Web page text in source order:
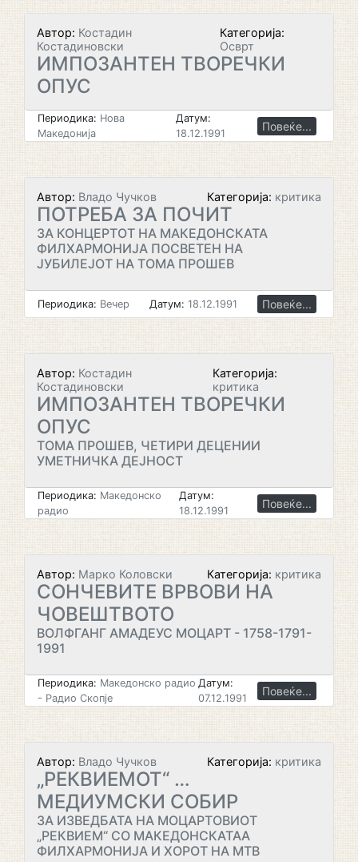
Автор: Костадин
Костадиновски
Категорија:
Осврт
ИМПОЗАНТЕН ТВОРЕЧКИ
ОПУС
Периодика: Нова
Македонија
Датум:
18.12.1991
Повеќе...
Автор: Владо Чучков Категорија: критика
ПОТРЕБА ЗА ПОЧИТ
ЗА КОНЦЕРТОТ НА МАКЕДОНСКАТА
ФИЛХАРМОНИЈА ПОСВЕТЕН НА
ЈУБИЛЕЈОТ НА ТОМА ПРОШЕВ
Периодика: Вечер Датум: 18.12.1991 Повеќе...
Автор: Костадин
Костадиновски
Категорија:
критика
ИМПОЗАНТЕН ТВОРЕЧКИ
ОПУС
ТОМА ПРОШЕВ, ЧЕТИРИ ДЕЦЕНИИ
УМЕТНИЧКА ДЕЈНОСТ
Периодика: Македонско
радио
Датум:
18.12.1991
Повеќе...
Автор: Марко Коловски Категорија: критика
СОНЧЕВИТЕ ВРВОВИ НА
ЧОВЕШТВОТО
ВОЛФГАНГ АМАДЕУС МОЦАРТ - 1758-1791-
1991
Периодика: Македонско радио
- Радио Скопје
Датум:
07.12.1991
Повеќе...
Автор: Владо Чучков Категорија: критика
„РЕКВИЕМОТ“ …
МЕДИУМСКИ СОБИР
ЗА ИЗВЕДБАТА НА МОЦАРТОВИОТ
„РЕКВИЕМ“ СО МАКЕДОНСКАТАА
ФИЛХАРМОНИЈА И ХОРОТ НА МТВ